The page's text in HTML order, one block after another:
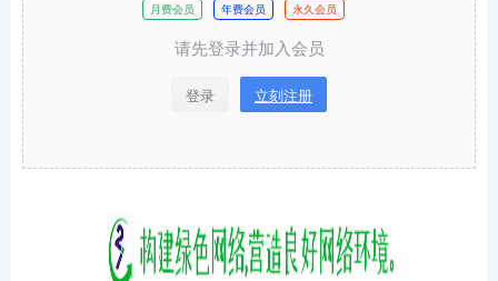
月费会员 年费会员 永久会员
请先登录并加入会员
登录 立刻注册